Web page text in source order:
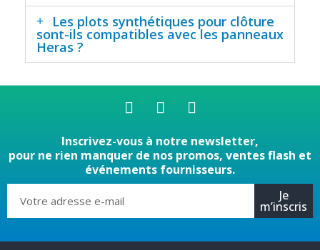
Les plots synthétiques pour clôture
sont-ils compatibles avec les panneaux
Heras ?
Inscrivez-vous à notre newsletter,
pour ne rien manquer de nos promos, ventes flash et
événements fournisseurs.
Je
m’inscris